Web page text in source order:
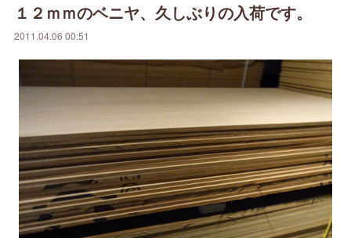
１２ｍｍのベニヤ、久しぶりの入荷です。
2011.04.06 00:51